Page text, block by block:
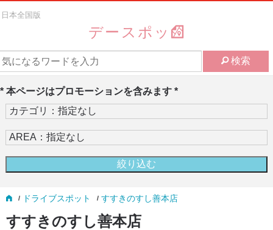
日本全国版
デースポッ
検索
* 本ページはプロモーションを含みます *
ドライブスポット すすきのすし善本店
すすきのすし善本店